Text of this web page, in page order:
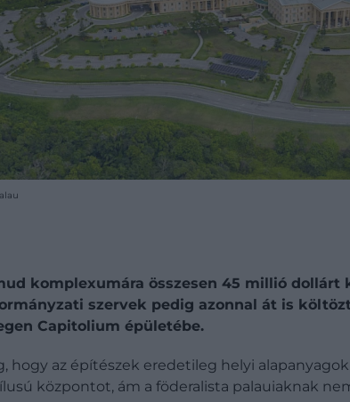
komplexumára összesen 45 millió dollárt
szervek pedig azonnal át is
Capitolium épületébe.
hogy az építészek eredetileg helyi
központot, ám a föderalista palauiaknak